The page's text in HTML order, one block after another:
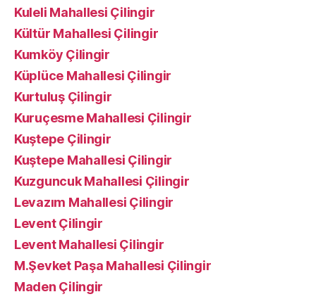
Kuleli Mahallesi Çilingir
Kültür Mahallesi Çilingir
Kumköy Çilingir
Küplüce Mahallesi Çilingir
Kurtuluş Çilingir
Kuruçesme Mahallesi Çilingir
Kuştepe Çilingir
Kuştepe Mahallesi Çilingir
Kuzguncuk Mahallesi Çilingir
Levazım Mahallesi Çilingir
Levent Çilingir
Levent Mahallesi Çilingir
M.Şevket Paşa Mahallesi Çilingir
Maden Çilingir